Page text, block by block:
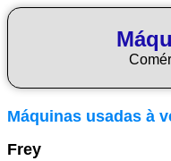
Máquinas usadas à
Frey